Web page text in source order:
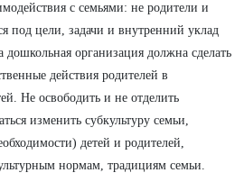
с семьями: не родители и
под цели, задачи и внутренний уклад
организация должна сделать
действия родителей в
Не освободить и не отделить
изменить субкультуру семьи,
детей и родителей,
нормам, традициям семьи.